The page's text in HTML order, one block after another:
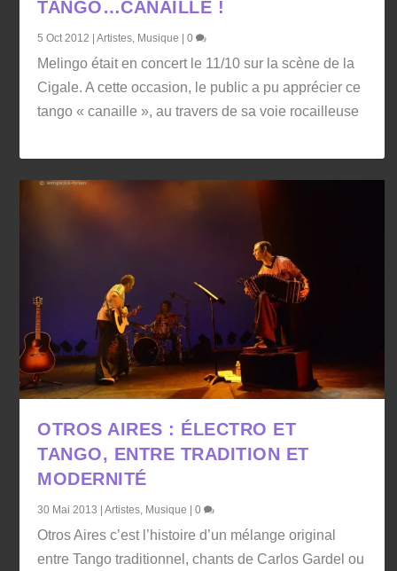
TANGO…CANAILLE !
5 Oct 2012 |Artistes, Musique |0
Melingo était en concert le 11/10 sur la scène de la
Cigale. A cette occasion, le public a pu apprécier ce
tango « canaille », au travers de sa voie rocailleuse
OTROS AIRES : ÉLECTRO ET
TANGO, ENTRE TRADITION ET
MODERNITÉ
30 Mai 2013 |Artistes Musique |0
Otros Aires c’est l’histoire d’un mélange original
entre Tango traditionnel, chants de Carlos Gardel ou